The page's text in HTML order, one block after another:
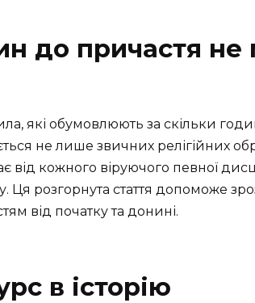
до причастя
які обумовлюють за скільки
не лише звичних релігійних
від кожного віруючого певної
Ця розгорнута стаття допоможе
від початку та донині.
в історію